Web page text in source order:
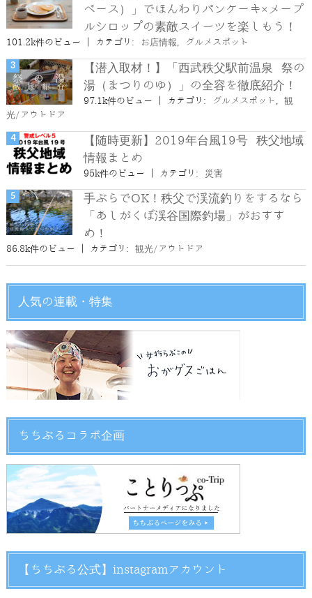
ベース）」でほんわりパンケーキ×メープ
ルシロップの素敵スイーツを楽しもう！
101.2k件のビュー カテゴリ: お店情報, グルメスポット
【潜入取材！】「西武秩父駅前温泉 祭の
湯（まつりのゆ）」の全容を徹底紹介！
97.1k件のビュー カテゴリ: グルメスポット , 観
光/アウトドア
【随時更新】2019年台風19号 秩父地域
情報まとめ
95k件のビュー カテゴリ: 災害
手ぶらでOK！秩父で渓流釣りをするなら
「あしがくぼ渓谷国際釣場」がおすす
め！
86.8k件のビュー カテゴリ: 観光/アウトドア
人気の連載・特集
ちちぶるコラボ企画
【ちちぶる公式】instagramアカウント